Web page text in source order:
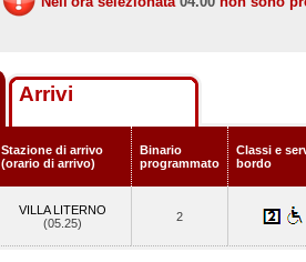
Arrivi
Stazione di arrivo
(orario di arrivo)
Binario
programmato
Classi e
bordo
VILLA LITERNO
(05.25)
2